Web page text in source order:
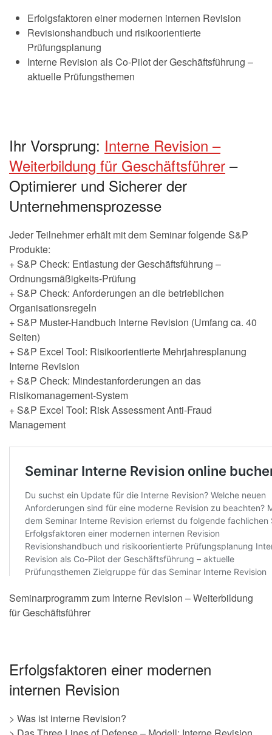
Erfolgsfaktoren einer modernen internen Revision
Revisionshandbuch und risikoorientierte
Prüfungsplanung
Interne Revision als Co-Pilot der Geschäftsführung –
aktuelle Prüfungsthemen
Ihr Vorsprung: Interne Revision –
Weiterbildung für Geschäftsführer –
Optimierer und Sicherer der
Unternehmensprozesse
Jeder Teilnehmer erhält mit dem Seminar folgende S&P
Produkte:
+ S&P Check: Entlastung der Geschäftsführung –
Ordnungsmäßigkeits-Prüfung
+ S&P Check: Anforderungen an die betrieblichen
Organisationsregeln
+ S&P Muster-Handbuch Interne Revision (Umfang ca. 40
Seiten)
+ S&P Excel Tool: Risikoorientierte Mehrjahresplanung
Interne Revision
+ S&P Check: Mindestanforderungen an das
Risikomanagement-System
+ S&P Excel Tool: Risk Assessment Anti-Fraud
Management
Seminarprogramm zum Interne Revision – Weiterbildung
für Geschäftsführer
Erfolgsfaktoren einer modernen
internen Revision
> Was ist interne Revision?